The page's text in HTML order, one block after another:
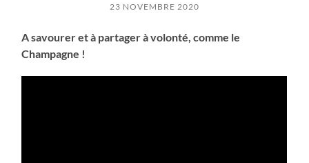
23 NOVEMBRE 2020
A savourer et à partager à volonté, comme le
Champagne !